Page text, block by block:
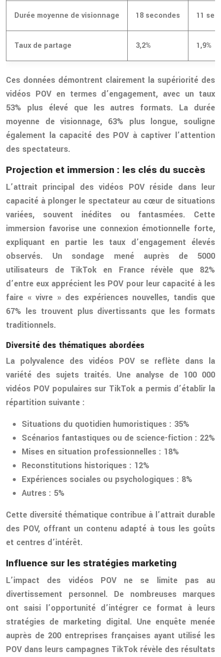
Durée moyenne de visionnage 18 secondes 11
Taux de partage 3,2% 1,9%
Ces données démontrent clairement la supériorité des
vidéos POV en termes d’engagement, avec un taux
53% plus élevé que les autres formats. La durée
moyenne de visionnage, 63% plus longue, souligne
également la capacité des POV à captiver l’attention
des spectateurs.
Projection et immersion : les clés du succès
L’attrait principal des vidéos POV réside dans leur
capacité à plonger le spectateur au cœur de situations
variées, souvent inédites ou fantasmées. Cette
immersion favorise une connexion émotionnelle forte,
expliquant en partie les taux d’engagement élevés
observés. Un sondage mené auprès de 5000
utilisateurs de TikTok en France révèle que 82%
d’entre eux apprécient les POV pour leur capacité à les
faire « vivre » des expériences nouvelles, tandis que
67% les trouvent plus divertissants que les formats
traditionnels.
Diversité des thématiques abordées
La polyvalence des vidéos POV se reflète dans la
variété des sujets traités. Une analyse de 100 000
vidéos POV populaires sur TikTok a permis d’établir la
répartition suivante :
Situations du quotidien humoristiques : 35%
Scénarios fantastiques ou de science-fiction : 22%
Mises en situation professionnelles : 18%
Reconstitutions historiques : 12%
Expériences sociales ou psychologiques : 8%
Autres : 5%
Cette diversité thématique contribue à l’attrait durable
des POV, offrant un contenu adapté à tous les goûts
et centres d’intérêt.
Influence sur les stratégies marketing
L’impact des vidéos POV ne se limite pas au
divertissement personnel. De nombreuses marques
ont saisi l’opportunité d’intégrer ce format à leurs
stratégies de marketing digital. Une enquête menée
auprès de 200 entreprises françaises ayant utilisé les
POV dans leurs campagnes TikTok révèle des résultats